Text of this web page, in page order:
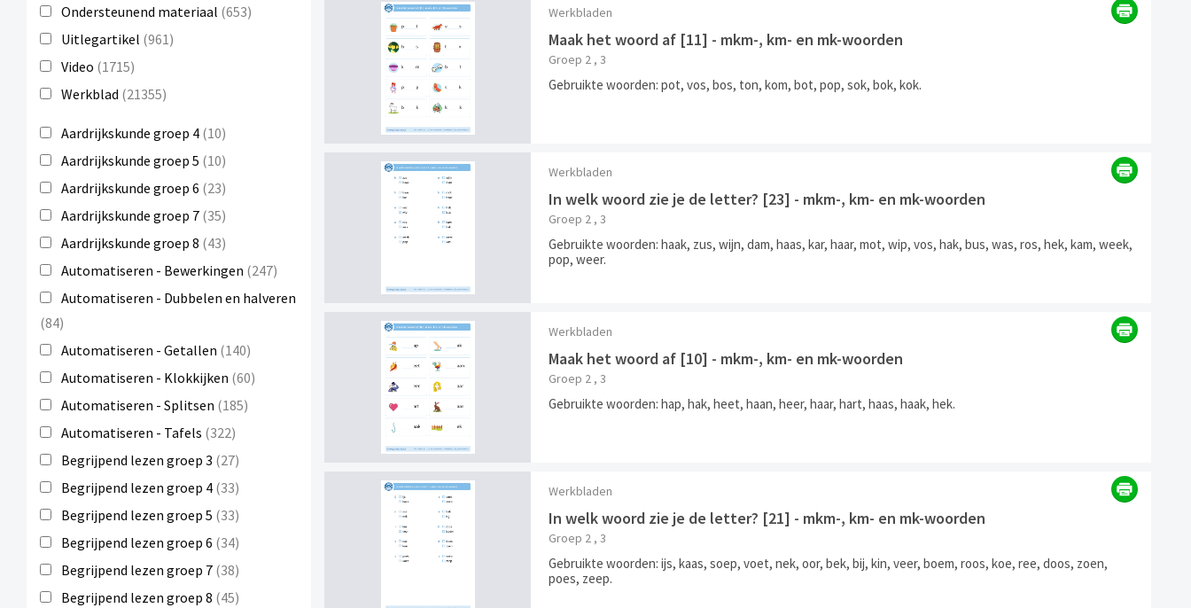
Ondersteunend materiaal (653)
Uitlegartikel (961)
Video (1715)
Werkblad (21355)
Aardrijkskunde groep 4 (10)
Aardrijkskunde groep 5 (10)
Aardrijkskunde groep 6 (23)
Aardrijkskunde groep 7 (35)
Aardrijkskunde groep 8 (43)
Automatiseren - Bewerkingen (247)
Automatiseren - Dubbelen en halveren
(84)
Automatiseren - Getallen (140)
Automatiseren - Klokkijken (60)
Automatiseren - Splitsen (185)
Automatiseren - Tafels (322)
Begrijpend lezen groep 3 (27)
Begrijpend lezen groep 4 (33)
Begrijpend lezen groep 5 (33)
Begrijpend lezen groep 6 (34)
Begrijpend lezen groep 7 (38)
Begrijpend lezen groep 8 (45)
Werkbladen
Maak het woord af [11] - mkm-, km- en mk-woorden
Groep 2 , 3
Gebruikte woorden: pot, vos, bos, ton, kom, bot, pop, sok, bok, kok.
Werkbladen
In welk woord zie je de letter? [23] - mkm-, km- en mk-woorden
Groep 2 , 3
Gebruikte woorden: haak, zus, wijn, dam, haas, kar, haar, mot, wip, vos, hak, bus, was, ros, hek, kam, week,
pop, weer.
Werkbladen
Maak het woord af [10] - mkm-, km- en mk-woorden
Groep 2 , 3
Gebruikte woorden: hap, hak, heet, haan, heer, haar, hart, haas, haak, hek.
Werkbladen
In welk woord zie je de letter? [21] - mkm-, km- en mk-woorden
Groep 2 , 3
Gebruikte woorden: ijs, kaas, soep, voet, nek, oor, bek, bij, kin, veer, boem, roos, koe, ree, doos, zoen,
poes, zeep.